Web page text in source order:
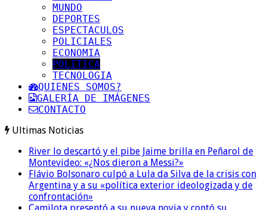
MUNDO
DEPORTES
ESPECTACULOS
POLICIALES
ECONOMIA
POLITICA
TECNOLOGIA
QUIENES SOMOS?
GALERÍA DE IMÁGENES
CONTACTO
Ultimas Noticias
River lo descartó y el pibe Jaime brilla en Peñarol de
Montevideo: «¿Nos dieron a Messi?»
Flávio Bolsonaro culpó a Lula da Silva de la crisis con
Argentina y a su «política exterior ideologizada y de
confrontación»